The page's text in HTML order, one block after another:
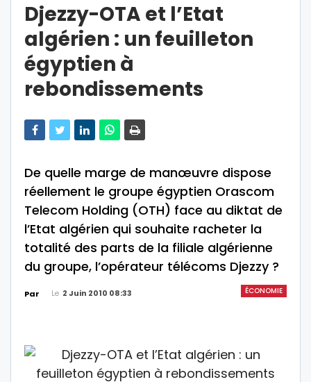
Djezzy-OTA et l’Etat
algérien : un feuilleton
égyptien à
rebondissements
De quelle marge de manœuvre dispose
réellement le groupe égyptien Orascom
Telecom Holding (OTH) face au diktat de
l’Etat algérien qui souhaite racheter la
totalité des parts de la filiale algérienne
du groupe, l’opérateur télécoms Djezzy ?
ÉCONOMIE
Par Le 2 Juin 2010 08:33